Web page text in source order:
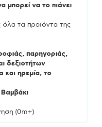
μπορεί να το πιάνει
τα προϊόντα της
παρηγοριάς,
δεξιοτήτων
και ηρεμία, το
Βαμβάκι
(0m+)